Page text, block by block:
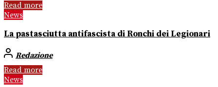
Read more
News
La pastasciutta antifascista di Ronchi dei Legionari
Redazione
Read more
News